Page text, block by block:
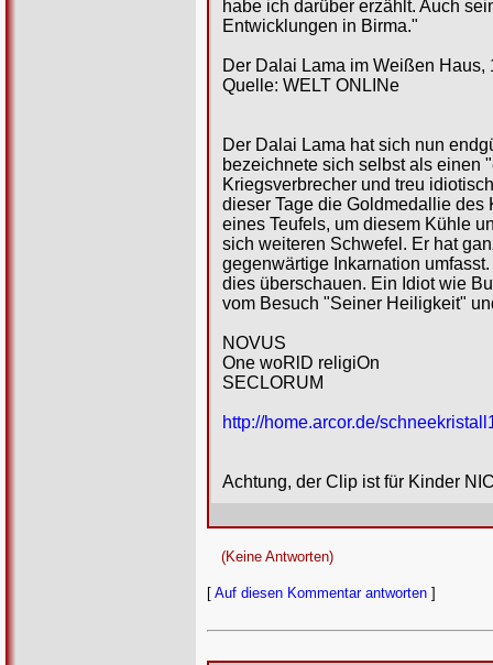
habe ich darüber erzählt. Auch
Entwicklungen in Birma."
Der Dalai Lama im Weißen Haus,
Quelle: WELT ONLINe
Der Dalai Lama hat sich nun
bezeichnete sich selbst als einen
Kriegsverbrecher und treu
dieser Tage die Goldmedallie
eines Teufels, um diesem Kühle
sich weiteren Schwefel. Er hat
gegenwärtige Inkarnation
dies überschauen. Ein Idiot wie
vom Besuch "Seiner Heiligkeit"
NOVUS
One woRlD religiOn
SECLORUM
http://home.arcor.de/
Achtung, der Clip ist für Kinder
(Keine Antworten)
[ Auf diesen Kommentar antworten ]